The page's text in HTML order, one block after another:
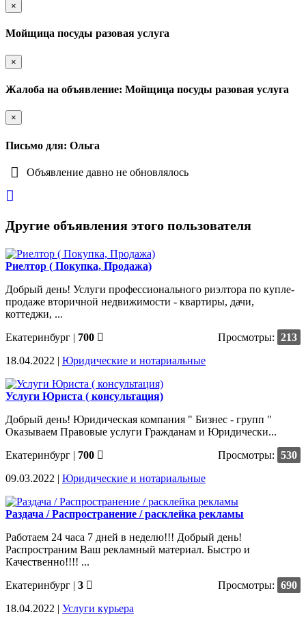
×
Мойщица посуды разовая услуга
×
Жалоба на объявление: Мойщица посуды разовая услуга
×
Письмо для: Ольга
Объявление давно не обновлялось
Другие объявления этого пользователя
Риелтор ( Покупка, Продажа)
Добрый день! Услуги профессионального риэлтора по купле-
продаже вторичной недвижимости - квартиры, дачи,
коттеджи, ...
Екатеринбург | 700 Просмотры: 213
18.04.2022 | Юридические и нотариальные
Услуги Юриста ( консультация)
Добрый день! Юридическая компания " Бизнес - групп "
Оказываем Правовые услуги Гражданам и Юридически...
Екатеринбург | 700 Просмотры: 530
09.03.2022 | Юридические и нотариальные
Раздача / Распространение / расклейка рекламы
Работаем 24 часа 7 дней в неделю!!! Добрый день!
Распространим Ваш рекламный материал. Быстро и
Качественно!!!! ...
Екатеринбург | 3 Просмотры: 690
18.04.2022 | Услуги курьера